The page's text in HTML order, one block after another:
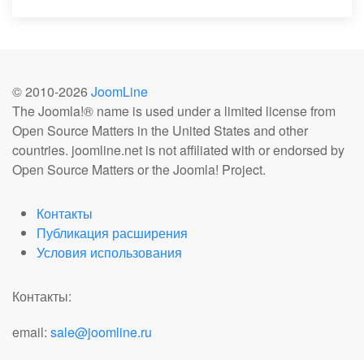
© 2010-2026 JoomLine
The Joomla!® name is used under a limited license from
Open Source Matters in the United States and other
countries. joomline.net is not affiliated with or endorsed by
Open Source Matters or the Joomla! Project.
Контакты
Публикация расширения
Условия использования
Контакты:
email: sale@joomline.ru